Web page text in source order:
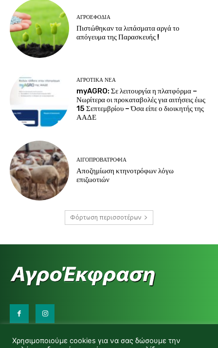
ΑΓΡΟΕΦΌΔΙΑ
Πιστώθηκαν τα λιπάσματα αργά το
απόγευμα της Παρασκευής !
ΑΓΡΟΤΙΚΆ ΝΈΑ
myAGRO: Σε λειτουργία η πλατφόρμα –
Νωρίτερα οι προκαταβολές για αιτήσεις έως
15 Σεπτεμβρίου – Όσα είπε ο διοικητής της
ΑΑΔΕ
ΑΙΓΟΠΡΟΒΑΤΡΟΦΊΑ
Αποζημίωση κτηνοτρόφων λόγω
επιζωοτιών
Φόρτωση περισσοτέρων
d.makas@yahoo.gr
Χρησιμοποιούμε cookies για να σας δώσουμε την